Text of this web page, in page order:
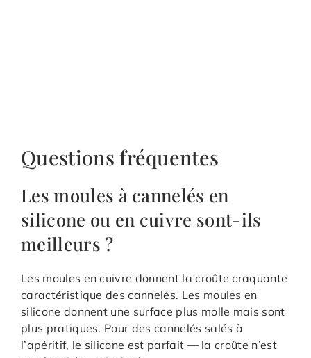
Questions fréquentes
Les moules à cannelés en
silicone ou en cuivre sont-ils
meilleurs ?
Les moules en cuivre donnent la croûte craquante
caractéristique des cannelés. Les moules en
silicone donnent une surface plus molle mais sont
plus pratiques. Pour des cannelés salés à
l’apéritif, le silicone est parfait — la croûte n’est